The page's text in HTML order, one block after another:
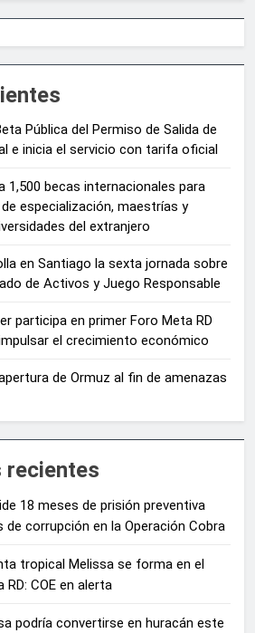
Pública del Permiso de Salida de
e inicia el servicio con tarifa oficial
1,500 becas internacionales para
especialización, maestrías y
del extranjero
en Santiago la sexta jornada sobre
de Activos y Juego Responsable
participa en primer Foro Meta RD
el crecimiento económico
de Ormuz al fin de amenazas
recientes
18 meses de prisión preventiva
de corrupción en la Operación Cobra
tropical Melissa se forma en el
RD: COE en alerta
podría convertirse en huracán este